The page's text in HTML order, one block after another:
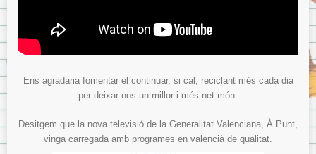
Ens agradaria fomentar el continuar, si cal, reciclant més cada dia
per deixar-nos un millor i més net món.
Desitgem que la nova televisió de la Generalitat Valenciana, À Punt,
vinga carregada amb programes en valencià de qualitat.